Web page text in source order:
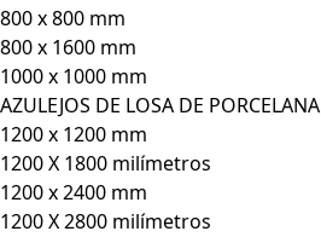
800 x 800 mm
800 x 1600 mm
1000 x 1000 mm
AZULEJOS DE LOSA DE PORCELANA
1200 x 1200 mm
1200 X 1800 milímetros
1200 x 2400 mm
1200 X 2800 milímetros